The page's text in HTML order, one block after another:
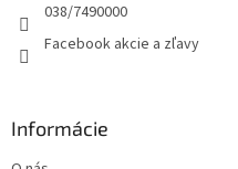
038/7490000
Facebook akcie a zľavy
Informácie